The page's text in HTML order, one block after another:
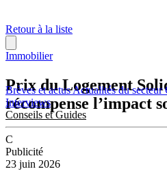
Brèves et actusActualités du secteur
Interviews
Conseils et Guides
Retour à la liste
Immobilier
Prix du Logement
récompense l’impact
C
Publicité
23 juin 2026